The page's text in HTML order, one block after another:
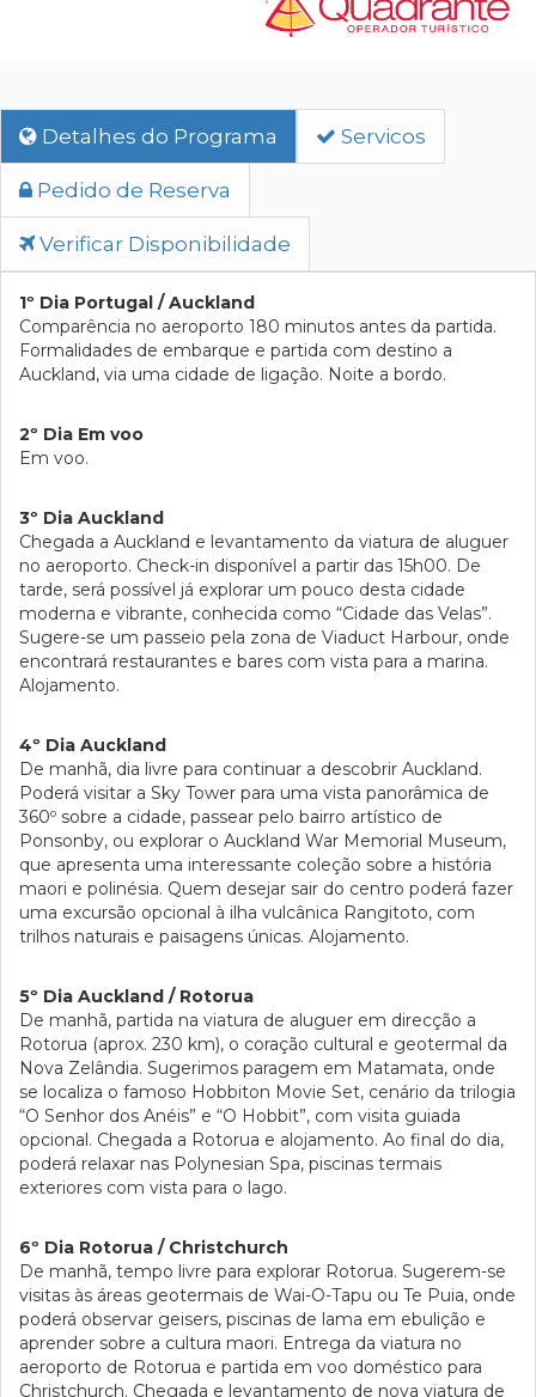
Detalhes do Programa Servicos
Pedido de Reserva
Verificar Disponibilidade
1º Dia Portugal / Auckland
Comparência no aeroporto 180 minutos antes da partida.
Formalidades de embarque e partida com destino a
Auckland, via uma cidade de ligação. Noite a bordo.
2º Dia Em voo
Em voo.
3º Dia Auckland
Chegada a Auckland e levantamento da viatura de aluguer
no aeroporto. Check-in disponível a partir das 15h00. De
tarde, será possível já explorar um pouco desta cidade
moderna e vibrante, conhecida como “Cidade das Velas”.
Sugere-se um passeio pela zona de Viaduct Harbour, onde
encontrará restaurantes e bares com vista para a marina.
Alojamento.
4º Dia Auckland
De manhã, dia livre para continuar a descobrir Auckland.
Poderá visitar a Sky Tower para uma vista panorâmica de
360º sobre a cidade, passear pelo bairro artístico de
Ponsonby, ou explorar o Auckland War Memorial Museum,
que apresenta uma interessante coleção sobre a história
maori e polinésia. Quem desejar sair do centro poderá fazer
uma excursão opcional à ilha vulcânica Rangitoto, com
trilhos naturais e paisagens únicas. Alojamento.
5º Dia Auckland / Rotorua
De manhã, partida na viatura de aluguer em direcção a
Rotorua (aprox. 230 km), o coração cultural e geotermal da
Nova Zelândia. Sugerimos paragem em Matamata, onde
se localiza o famoso Hobbiton Movie Set, cenário da trilogia
“O Senhor dos Anéis” e “O Hobbit”, com visita guiada
opcional. Chegada a Rotorua e alojamento. Ao final do dia,
poderá relaxar nas Polynesian Spa, piscinas termais
exteriores com vista para o lago.
6º Dia Rotorua / Christchurch
De manhã, tempo livre para explorar Rotorua. Sugerem-se
visitas às áreas geotermais de Wai-O-Tapu ou Te Puia, onde
poderá observar geisers, piscinas de lama em ebulição e
aprender sobre a cultura maori. Entrega da viatura no
aeroporto de Rotorua e partida em voo doméstico para
Christchurch. Chegada e levantamento de nova viatura de